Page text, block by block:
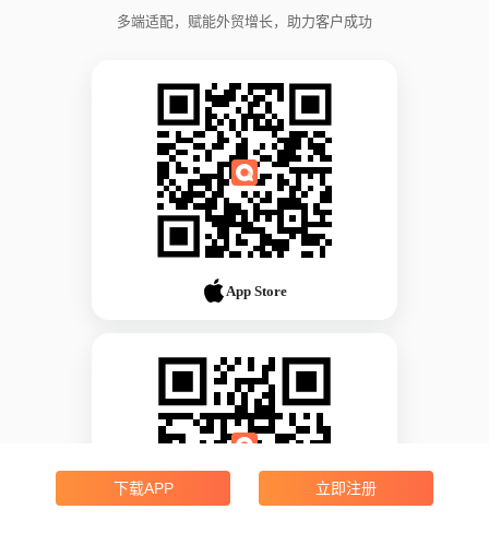
多端适配，赋能外贸增长，助力客户成功
App Store
下载APP 立即注册